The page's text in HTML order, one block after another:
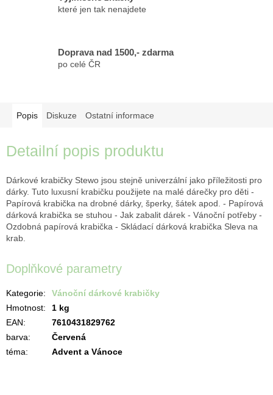
které jen tak nenajdete
Doprava nad 1500,- zdarma
po celé ČR
Popis Diskuze Ostatní informace
Detailní popis produktu
Dárkové krabičky Stewo jsou stejně univerzální jako příležitosti pro
dárky. Tuto luxusní krabičku použijete na malé dárečky pro děti -
Papírová krabička na drobné dárky, šperky, šátek apod. - Papírová
dárková krabička se stuhou - Jak zabalit dárek - Vánoční potřeby -
Ozdobná papírová krabička - Skládací dárková krabička Sleva na
krab.
Doplňkové parametry
Kategorie:
Vánoční dárkové krabičky
Hmotnost:
1 kg
EAN:
7610431829762
barva:
Červená
téma: Advent a Vánoce